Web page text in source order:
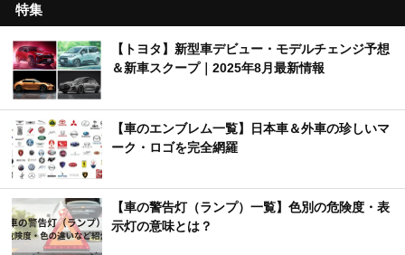
特集
【トヨタ】新型車デビュー・モデルチェンジ予想
＆新車スクープ｜2025年8月最新情報
【車のエンブレム一覧】日本車＆外車の珍しいマ
ーク・ロゴを完全網羅
【車の警告灯（ランプ）一覧】色別の危険度・表
示灯の意味とは？